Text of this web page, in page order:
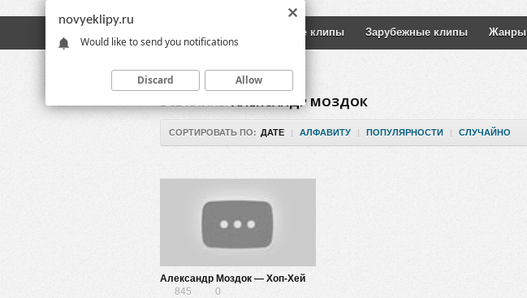
Русские клипы Зарубежные клипы Жанры
ВСЕ КЛИПЫ АЛЕКСАНДР МОЗДОК
СОРТИРОВАТЬ ПО: ДАТЕ | АЛФАВИТУ | ПОПУЛЯРНОСТИ | СЛУЧАЙНО
Александр Моздок — Хоп-Хей
845
0
novyeklipy.ru
Would like to send you notifications
Discard Allow